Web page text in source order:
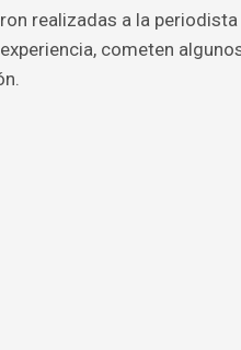
realizadas a la
cometen